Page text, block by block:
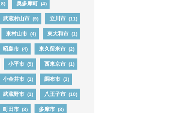
奥多摩町 (4)
武蔵村山市 (9) 立川市 (11)
東村山市 (4) 東大和市 (1)
昭島市 (4) 東久留米市 (2)
小平市 (9) 西東京市 (1)
小金井市 (1) 調布市 (3)
武蔵野市 (1) 八王子市 (10)
町田市 (3) 多摩市 (3)